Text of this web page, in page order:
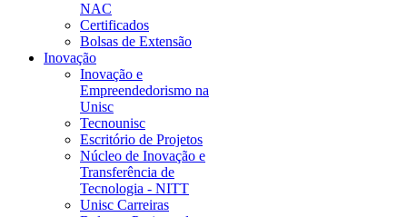
NAC
Certificados
Bolsas de Extensão
Inovação
Inovação e
Empreendedorismo na
Unisc
Tecnounisc
Escritório de Projetos
Núcleo de Inovação e
Transferência de
Tecnologia - NITT
Unisc Carreiras